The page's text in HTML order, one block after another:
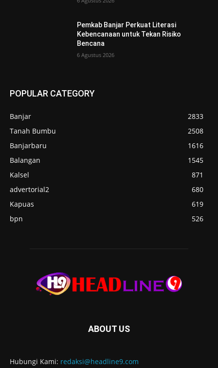
Pemkab Banjar Perkuat Literasi
Kebencanaan untuk Tekan Risiko
Bencana
6 Agustus 2026
POPULAR CATEGORY
Banjar
2833
Tanah Bumbu
2508
Banjarbaru
1616
Balangan
1545
Kalsel
871
advertorial2
680
Kapuas
619
bpn
526
ABOUT US
Hubungi Kami: redaksi@headline9.com